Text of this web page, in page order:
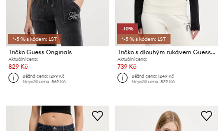
*-5 % s kódem: LST
Tričko Guess Originals
Aktuální cena:
829 Kč
Běžná cena:1299 Kč
Nejnižší cena:869 Kč
-10%
*-5 % s kódem: LST
Tričko s dlouhým rukávem Guess Originals
Aktuální cena:
739 Kč
Běžná cena:1249 Kč
Nejnižší cena:829 Kč